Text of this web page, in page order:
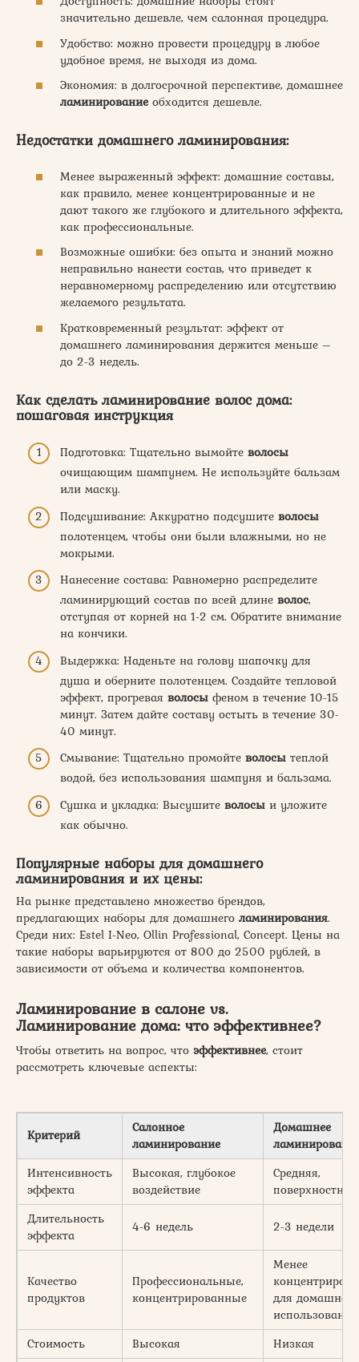
значительно дешевле, чем салонная процедура.
Удобство: можно провести процедуру в любое
удобное время, не выходя из дома.
Экономия: в долгосрочной перспективе, домашнее
ламинирование обходится дешевле.
Недостатки домашнего ламинирования:
Менее выраженный эффект: домашние составы,
как правило, менее концентрированные и не
дают такого же глубокого и длительного эффекта,
как профессиональные.
Возможные ошибки: без опыта и знаний можно
неправильно нанести состав, что приведет к
неравномерному распределению или отсутствию
желаемого результата.
Кратковременный результат: эффект от
домашнего ламинирования держится меньше –
до 2-3 недель.
Как сделать ламинирование волос дома:
пошаговая инструкция
Подготовка: Тщательно вымойте волосы
очищающим шампунем. Не используйте бальзам
или маску.
Подсушивание: Аккуратно подсушите волосы
полотенцем, чтобы они были влажными, но не
мокрыми.
Нанесение состава: Равномерно распределите
ламинирующий состав по всей длине волос,
отступая от корней на 1-2 см. Обратите внимание
на кончики.
Выдержка: Наденьте на голову шапочку для
душа и оберните полотенцем. Создайте тепловой
эффект, прогревая волосы феном в течение 10-15
минут. Затем дайте составу остыть в течение 30-
40 минут.
Смывание: Тщательно промойте волосы теплой
водой, без использования шампуня и бальзама.
Сушка и укладка: Высушите волосы и уложите
как обычно.
Популярные наборы для домашнего
ламинирования и их цены:
На рынке представлено множество брендов,
предлагающих наборы для домашнего ламинирования.
Среди них: Estel I-Neo, Ollin Professional, Concept. Цены на
такие наборы варьируются от 800 до 2500 рублей, в
зависимости от объема и количества компонентов.
Ламинирование в салоне vs.
Ламинирование дома: что эффективнее?
Чтобы ответить на вопрос, что эффективнее, стоит
рассмотреть ключевые аспекты:
Критерий
Салонное
ламинирование
Домашнее
Интенсивность
эффекта
Высокая, глубокое
воздействие
Средняя,
поверхностная
Длительность
эффекта
4-6 недель 2-3 недели
Качество
продуктов
Профессиональные,
концентрированные
Менее
для домашнего
использования
Стоимость
Высокая Низкая